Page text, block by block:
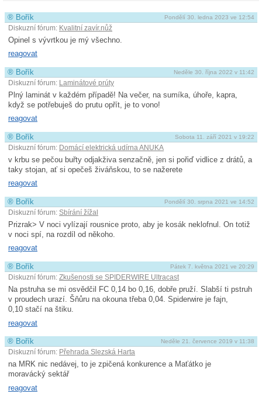
Pondělí 30. ledna 2023 ve 12:54
® Bořík
Diskuzní fórum: Kvalitní zavír.nůž
Opinel s vývrtkou je mý všechno.
reagovat
Neděle 30. října 2022 v 11:42
® Bořík
Diskuzní fórum: Laminátové prúty
Plný laminát v každém případě! Na večer, na sumíka, úhoře, kapra,
když se potřebuješ do prutu opřít, je to vono!
reagovat
Sobota 11. září 2021 v 19:22
® Bořík
Diskuzní fórum: Domácí elektrická udírna ANUKA
v krbu se pečou buřty odjakživa senzačně, jen si pořiď vidlice z drátů, a
taky stojan, ať si opečeš živáňskou, to se nažerete
reagovat
Pondělí 30. srpna 2021 ve 14:52
® Bořík
Diskuzní fórum: Sbírání žížal
Prizrak> V noci vylízají rousnice proto, aby je kosák neklofnul. On totiž
v noci spí, na rozdíl od někoho.
reagovat
Pátek 7. května 2021 ve 20:29
® Bořík
Diskuzní fórum: Zkušenosti se SPIDERWIRE Ultracast
Na pstruha se mi osvědčil FC 0,14 bo 0,16, dobře pruží. Slabší ti pstruh
v proudech urazí. Šňůru na okouna třeba 0,04. Spiderwire je fajn,
0,10 stačí na štiku.
reagovat
Neděle 21. července 2019 v 11:38
® Bořík
Diskuzní fórum: Přehrada Slezská Harta
na MRK nic nedávej, to je zpičená konkurence a Maťátko je
moravácký sektář
reagovat